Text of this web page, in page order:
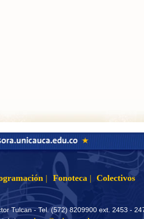
| Fonoteca | Colectivos
Tulcan - Tel. (572) 8209900 ext. 2453 -